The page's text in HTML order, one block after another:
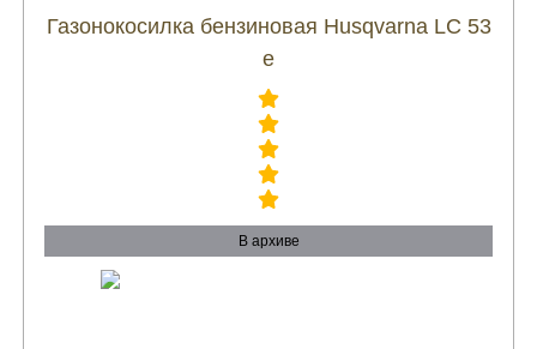
Газонокосилка бензиновая Husqvarna LC 53
e
В архиве